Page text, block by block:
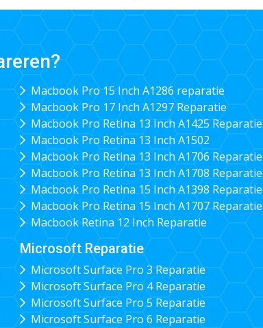
Macbook Pro 15 Inch A1286 reparatie
Macbook Pro 17 Inch A1297 Reparatie
Macbook Pro Retina 13 Inch A1425 Reparatie
Macbook Pro Retina 13 Inch A1502
Macbook Pro Retina 13 Inch A1706 Reparatie
Macbook Pro Retina 13 Inch A1708 Reparatie
Macbook Pro Retina 15 Inch A1398 Reparatie
Macbook Pro Retina 15 Inch A1707 Reparatie
Macbook Retina 12 Inch Reparatie
Microsoft Reparatie
Microsoft Surface Pro 3 Reparatie
Microsoft Surface Pro 4 Reparatie
Microsoft Surface Pro 5 Reparatie
Microsoft Surface Pro 6 Reparatie